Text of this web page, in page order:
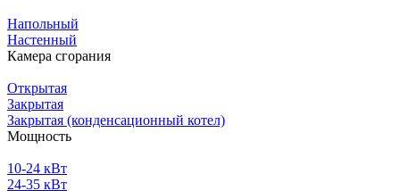
Напольный
Настенный
Камера сгорания
Открытая
Закрытая
Закрытая (конденсационный котел)
Мощность
10-24 кВт
24-35 кВт